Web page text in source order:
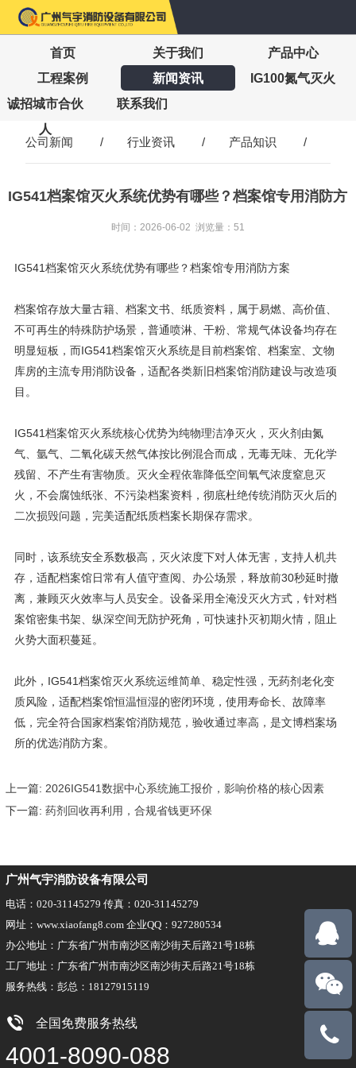
首页 关于我们
产品中心
工程案例
新闻资讯
IG100氮气灭火
诚招城市合伙
人
联系我们
公司新闻 / 行业资讯 / 产品知识 /
IG541档案馆灭火系统优势有哪些？档案馆专用消防方
时间：2026-06-02 浏览量：51
IG541档案馆灭火系统优势有哪些？档案馆专用消防方案
档案馆存放大量古籍、档案文书、纸质资料，属于易燃、高价值、
不可再生的特殊防护场景，普通喷淋、干粉、常规气体设备均存在
明显短板，而IG541档案馆灭火系统是目前档案馆、档案室、文物
库房的主流专用消防设备，适配各类新旧档案馆消防建设与改造项
目。
IG541档案馆灭火系统核心优势为纯物理洁净灭火，灭火剂由氮
气、氩气、二氧化碳天然气体按比例混合而成，无毒无味、无化学
残留、不产生有害物质。灭火全程依靠降低空间氧气浓度窒息灭
火，不会腐蚀纸张、不污染档案资料，彻底杜绝传统消防灭火后的
二次损毁问题，完美适配纸质档案长期保存需求。
同时，该系统安全系数极高，灭火浓度下对人体无害，支持人机共
存，适配档案馆日常有人值守查阅、办公场景，释放前30秒延时撤
离，兼顾灭火效率与人员安全。设备采用全淹没灭火方式，针对档
案馆密集书架、纵深空间无防护死角，可快速扑灭初期火情，阻止
火势大面积蔓延。
此外，IG541档案馆灭火系统运维简单、稳定性强，无药剂老化变
质风险，适配档案馆恒温恒湿的密闭环境，使用寿命长、故障率
低，完全符合国家档案馆消防规范，验收通过率高，是文博档案场
所的优选消防方案。
上一篇: 2026IG541数据中心系统施工报价，影响价格的核心因素
下一篇: 药剂回收再利用，合规省钱更环保
广州气宇消防设备有限公司
电话：020-31145279 传真：020-31145279
网址：www.xiaofang8.com 企业QQ：927280534
办公地址：广东省广州市南沙区南沙街天后路21号18栋
工厂地址：广东省广州市南沙区南沙街天后路21号18栋
服务热线：彭总：18127915119
全国免费服务热线
4001-8090-088